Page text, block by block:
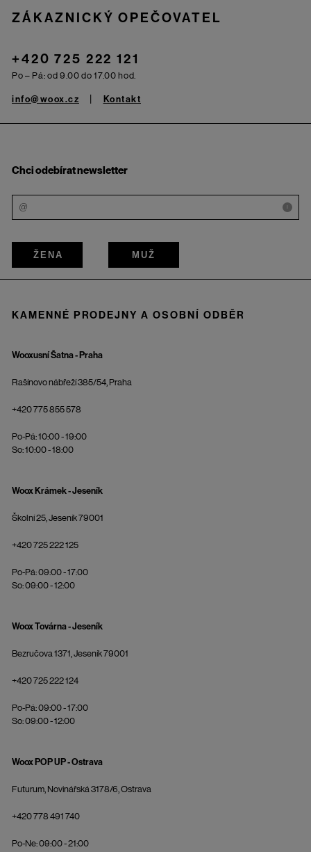
ZÁKAZNICKÝ OPEČOVATEL
+420 725 222 121
Po – Pá: od 9.00 do 17.00 hod.
info@woox.cz Kontakt
Chci odebírat newsletter
i
ŽENA MUŽ
KAMENNÉ PRODEJNY A OSOBNÍ ODBĚR
Wooxusní Šatna - Praha
Rašínovo nábřeží 385/54, Praha
+420 775 855 578
Po-Pá: 10:00 - 19:00
So: 10:00 - 18:00
Woox Krámek - Jeseník
Školní 25, Jeseník 79001
+420 725 222 125
Po-Pá: 09:00 - 17:00
So: 09:00 - 12:00
Woox Továrna - Jeseník
Bezručova 1371, Jeseník 79001
+420 725 222 124
Po-Pá: 09:00 - 17:00
So: 09:00 - 12:00
Woox POP UP - Ostrava
Futurum, Novinářská 3178/6, Ostrava
+420 778 491 740
Po-Ne: 09:00 - 21:00